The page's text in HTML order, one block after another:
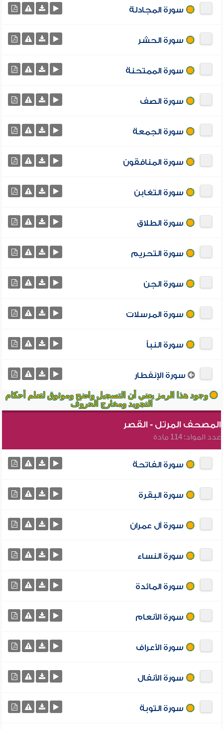
سورة المجادلة
سورة الحشر
سورة الممتحنة
سورة الصف
سورة الجمعة
سورة المنافقون
سورة التغابن
سورة الطلاق
سورة التحريم
سورة الجن
سورة المرسلات
سورة النبأ
سورة الإنفطار
وجود هذا الرمز يعني أن التسجيل واضح وموثوق لتعلم أحكام
التجويد ومخارج الحروف
المصحف المرتل - القصر
عدد المواد: 114 مادة
سورة الفاتحة
سورة البقرة
سورة آل عمران
سورة النساء
سورة المائدة
سورة الأنعام
سورة الأعراف
سورة الأنفال
سورة التوبة